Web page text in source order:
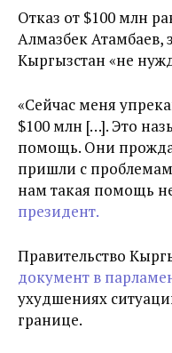
Отказ от $100 млн
Алмазбек Атамбаев,
Кыргызстан «не
«Сейчас меня
$100 млн […]. Это
помощь. Они
пришли с
нам такая помощь
президент.
Правительство
документ в
ухудшениях
границе.